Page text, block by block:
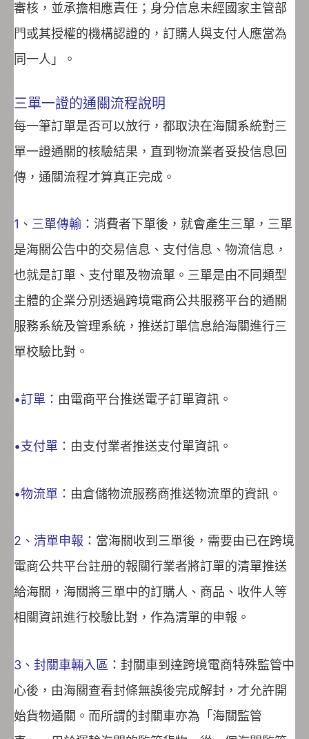
審核，並承擔相應責任；身分信息未經國家主管部
門或其授權的機構認證的，訂購人與支付人應當為
同一人」。
三單一證的通關流程說明
每一筆訂單是否可以放行，都取決在海關系統對三
單一證通關的核驗結果，直到物流業者妥投信息回
傳，通關流程才算真正完成。
1、三單傳輸： 消費者下單後，就會產生三單，三單
是海關公告中的交易信息、支付信息、物流信息，
也就是訂單、支付單及物流單。三單是由不同類型
主體的企業分別透過跨境電商公共服務平台的通關
服務系統及管理系統，推送訂單信息給海關進行三
單校驗比對。
•訂單： 由電商平台推送電子訂單資訊。
•支付單： 由支付業者推送支付單資訊。
•物流單： 由倉儲物流服務商推送物流單的資訊。
2、清單申報： 當海關收到三單後，需要由已在跨境
電商公共平台註册的報關行業者將訂單的清單推送
給海關，海關將三單中的訂購人、商品、收件人等
相關資訊進行校驗比對，作為清單的申報。
3、封關車輛入區： 封關車到達跨境電商特殊監管中
心後，由海關查看封條無誤後完成解封，才允許開
始貨物通關。而所謂的封關車亦為「海關監管